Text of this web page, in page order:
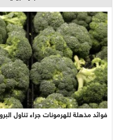
فوائد مذهلة للهرمونات جراء تناول
نجاح مبشر وواعد لتجربة الأراضي